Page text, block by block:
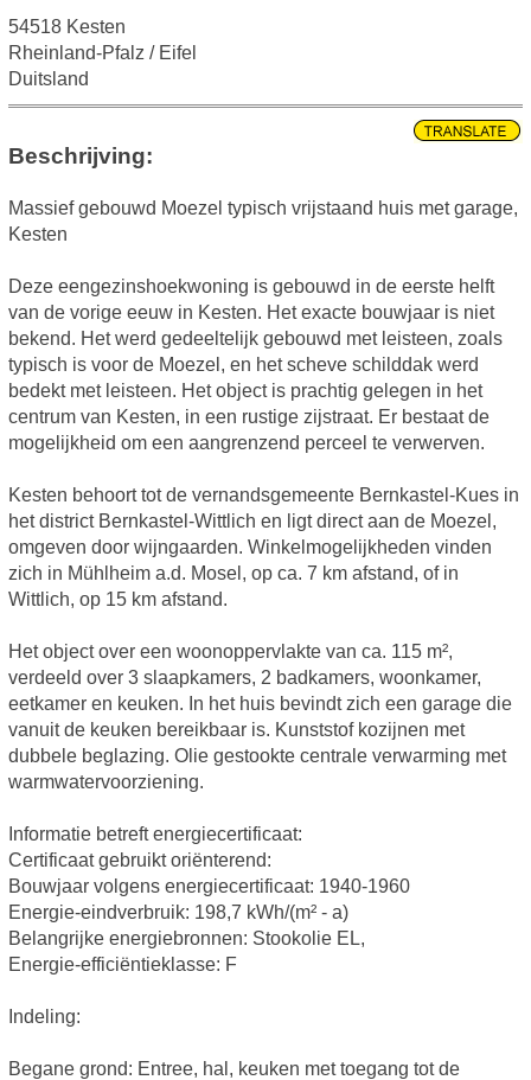
54518 Kesten
Rheinland-Pfalz / Eifel
Duitsland
Beschrijving:
Massief gebouwd Moezel typisch vrijstaand huis met garage,
Kesten
Deze eengezinshoekwoning is gebouwd in de eerste helft
van de vorige eeuw in Kesten. Het exacte bouwjaar is niet
bekend. Het werd gedeeltelijk gebouwd met leisteen, zoals
typisch is voor de Moezel, en het scheve schilddak werd
bedekt met leisteen. Het object is prachtig gelegen in het
centrum van Kesten, in een rustige zijstraat. Er bestaat de
mogelijkheid om een aangrenzend perceel te verwerven.
Kesten behoort tot de vernandsgemeente Bernkastel-Kues in
het district Bernkastel-Wittlich en ligt direct aan de Moezel,
omgeven door wijngaarden. Winkelmogelijkheden vinden
zich in Mühlheim a.d. Mosel, op ca. 7 km afstand, of in
Wittlich, op 15 km afstand.
Het object over een woonoppervlakte van ca. 115 m²,
verdeeld over 3 slaapkamers, 2 badkamers, woonkamer,
eetkamer en keuken. In het huis bevindt zich een garage die
vanuit de keuken bereikbaar is. Kunststof kozijnen met
dubbele beglazing. Olie gestookte centrale verwarming met
warmwatervoorziening.
Informatie betreft energiecertificaat:
Certificaat gebruikt oriënterend:
Bouwjaar volgens energiecertificaat: 1940-1960
Energie-eindverbruik: 198,7 kWh/(m² - a)
Belangrijke energiebronnen: Stookolie EL,
Energie-efficiëntieklasse: F
Indeling:
Begane grond: Entree, hal, keuken met toegang tot de